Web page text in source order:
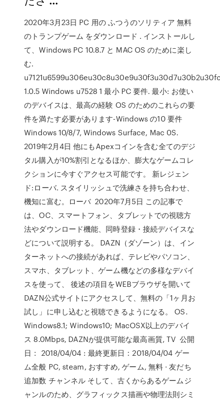
2020年3月23日 PC 用の ふつうのソリティア 無料
のトランプゲーム をダウンロード . インストールし
て、Windows PC 10.8.7 と MAC OS のために楽し
む.
1.0.5 Windows u7528 1 最小 PC 要件. 最小: お使い
のデバイスは、最高の経験 OS のためのこれらの要
件を満たす必要があります-Windows の10 要件
Windows 10/8/7, Windows Surface, Mac 0S.
2019年2月4日 他にもApexコインを含む全てのデジ
タル購入が10%割引となるほか、膨大なゲームコレ
クションに今すぐアクセス可能です。 新レジェン
ド:ローバ. スタイリッシュで洗練さを持ち合わせ、
機知に富む。ローバ 2020年7月5日 この記事で
は、OC、スマートフォン、タブレットでの視聴方
法やダウンロード機能、同時登録・接続デバイスな
どについて説明する。 DAZN（ダゾーン）は、イン
ターネットへの接続があれば、テレビやパソコン、
スマホ、タブレット、ゲーム機などの多様なデバイ
スを使って、 後述の項目をWEBブラウザを開いて
DAZN公式サイトにアクセスして、無料の「1ヶ月お
試し」に申し込むと視聴できるようになる。 OS.
Windows8.1; Windows10; MacOSX以上のデバイ
ス 8.0Mbps, DAZNが提供可能な最高画質, TV 公開
日： 2018/04/04 : 最終更新日：2018/04/04 ゲー
ム全般 PC, steam, おすすめ, ゲーム, 無料 · 友だち
追加数 チャンネル そして、古くからあるゲームジ
ャンルのため、グラフィックス描画や物理法則シミ